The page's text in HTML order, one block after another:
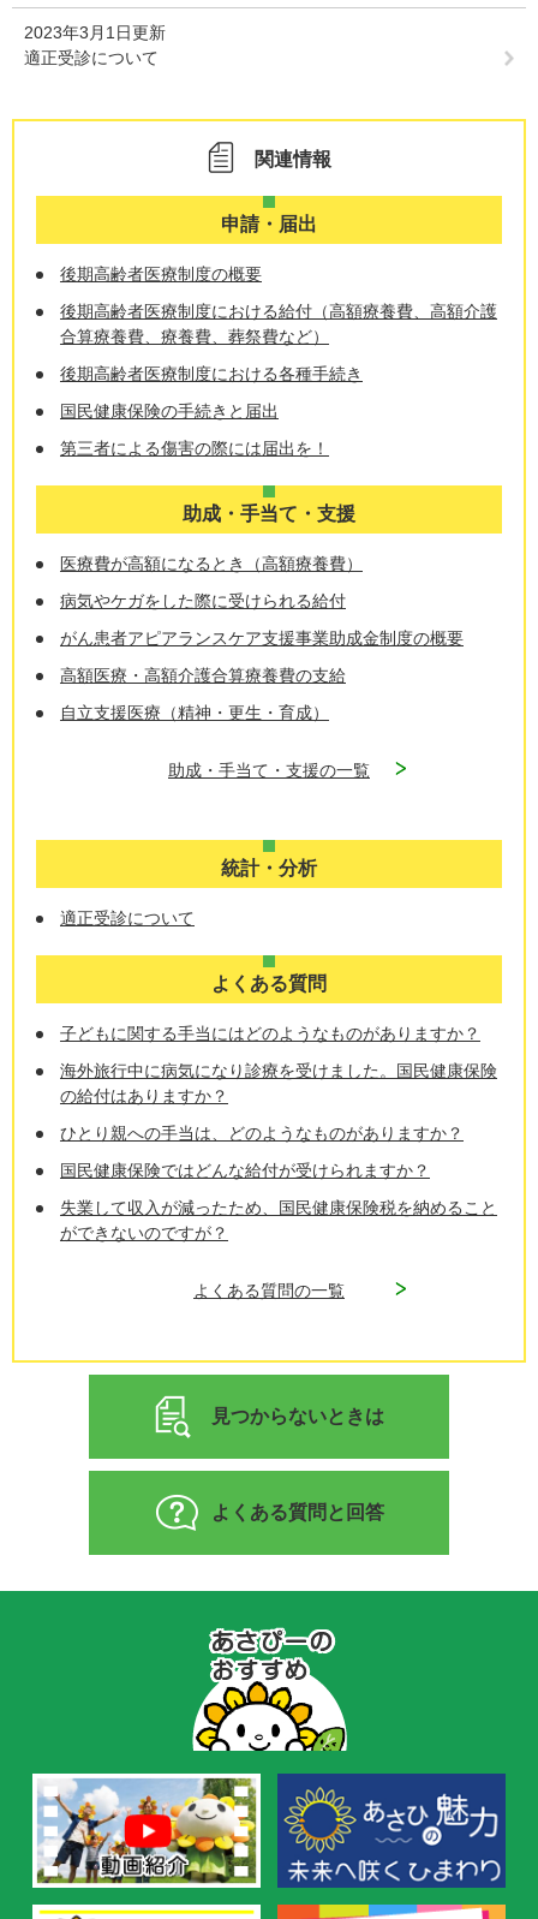
2023年3月1日更新
適正受診について
関連情報
申請・届出
後期高齢者医療制度の概要
後期高齢者医療制度における給付（高額療養費、高額介護
合算療養費、療養費、葬祭費など）
後期高齢者医療制度における各種手続き
国民健康保険の手続きと届出
第三者による傷害の際には届出を！
助成・手当て・支援
医療費が高額になるとき（高額療養費）
病気やケガをした際に受けられる給付
がん患者アピアランスケア支援事業助成金制度の概要
高額医療・高額介護合算療養費の支給
自立支援医療（精神・更生・育成）
助成・手当て・支援の一覧
統計・分析
適正受診について
よくある質問
子どもに関する手当にはどのようなものがありますか？
海外旅行中に病気になり診療を受けました。国民健康保険
の給付はありますか？
ひとり親への手当は、どのようなものがありますか？
国民健康保険ではどんな給付が受けられますか？
失業して収入が減ったため、国民健康保険税を納めること
ができないのですが？
よくある質問の一覧
見つからないときは
よくある質問と回答
の
お
す
め